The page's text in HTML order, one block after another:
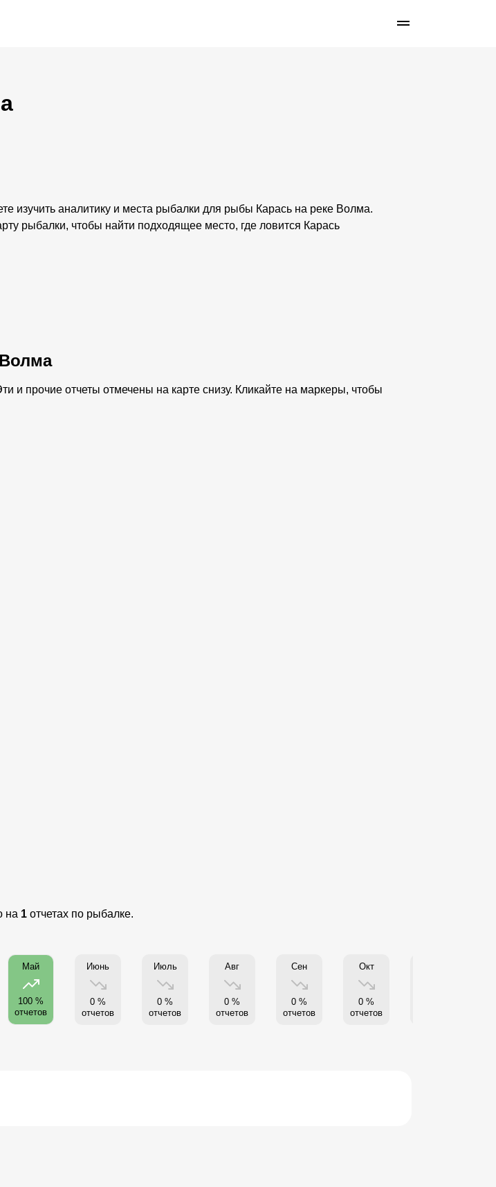
изучить аналитику и места рыбалки для рыбы Карась на реке Волма.
рыбалки, чтобы найти подходящее место, где ловится Карась
и прочие отчеты отмечены на карте снизу. Кликайте на маркеры, чтобы
на 1 отчетах по рыбалке.
Май
100 %
отчетов
Июнь
0 %
отчетов
Июль
0 %
отчетов
Авг
0 %
отчетов
Сен
0 %
отчетов
Окт
0 %
отчетов